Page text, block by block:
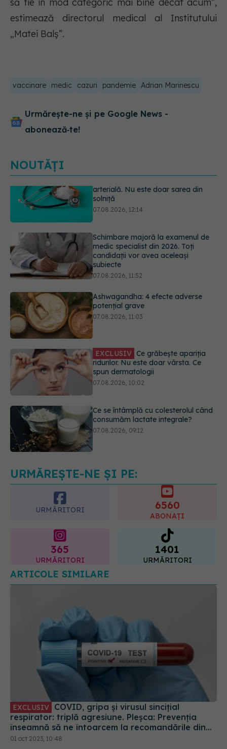
să fie în mod categoric mai bine decât acum”,
estimează directorul medical al Institutului
„Matei Balș”.
vaccinare medic cazuri pandemie Adrian Marinescu
Urmărește-ne și pe Google News -
abonează‑te!
NOUTĂȚI
Schimbare majoră la examenul de
medic specialist din 2026. Toți
07.08.2026, 11:52
Ashwagandha: 4 efecte adverse
potențial grave
07.08.2026, 11:03
EXCLUSIV Ce grăbește apariția
07.08.2026, 10:02
Ce se întâmplă cu colesterolul când
consumăm lactate integrale?
Greșeala care îți crește tensiunea
URMĂREȘTE-NE ȘI PE:
URMĂRITORI 6560
ABONAȚI
365
URMĂRITORI
1401
URMĂRITORI
ARTICOLE SIMILARE
EXCLUSIV
respirator: triplă agresiune. Pleșca: Prevenția
înseamnă să ne întoarcem la recomandările din
timpul pandemiei!
01 oct 2023, 10:48